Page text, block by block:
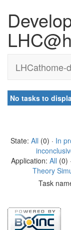
LHCathome-
No tasks to
State: All (0) · In
Application: All (0) ·
Theory
Task